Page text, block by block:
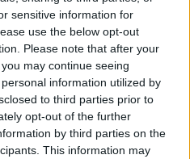
sensitive information for
use the below opt-out
Please note that after your
may continue seeing
information utilized by
to third parties prior to
opt-out of the further
by third parties on the
This information may